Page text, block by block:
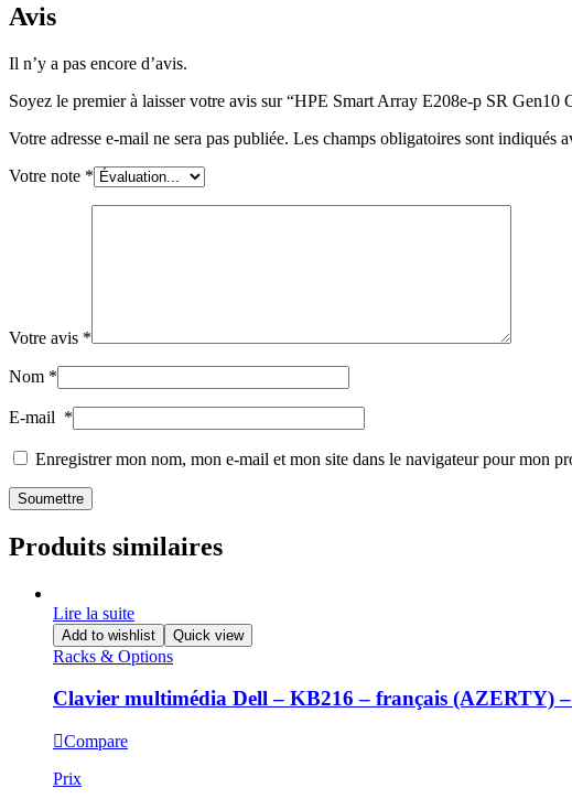
Avis
Il n’y a pas encore d’avis.
Soyez le premier à laisser votre avis sur “HPE Smart Array E208e-p SR Gen10
Votre adresse e-mail ne sera pas publiée. Les champs obligatoires sont indiqués
Votre note *
Votre avis *
Nom *
E-mail *
Enregistrer mon nom, mon e-mail et mon site dans le navigateur pour mon
Produits similaires
Lire la suite
Add to wishlist Quick view
Racks & Options
Clavier multimédia Dell – KB216 – français (AZERTY)
Compare
Prix